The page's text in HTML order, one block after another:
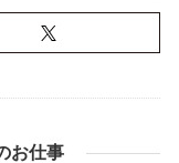
お仕事